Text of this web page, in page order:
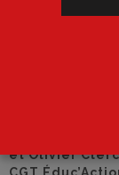
COMPTE
et Olivier